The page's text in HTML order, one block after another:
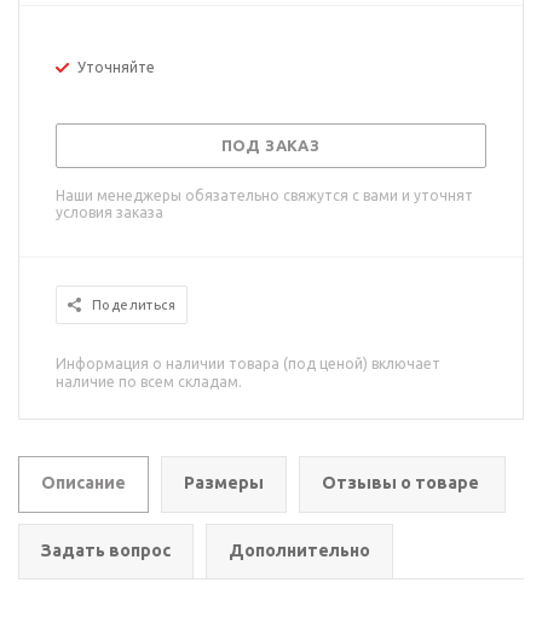
Уточняйте
ПОД ЗАКАЗ
Наши менеджеры обязательно свяжутся с вами и уточнят
условия заказа
Поделиться
Информация о наличии товара (под ценой) включает
наличие по всем складам.
Описание Размеры Отзывы о товаре
Задать вопрос Дополнительно